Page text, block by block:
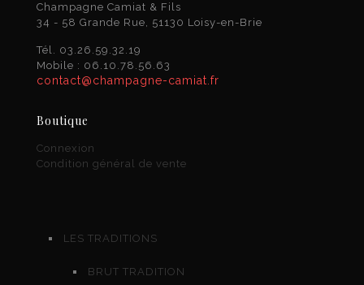
Champagne Camiat & Fils
34 - 58 Grande Rue, 51130 Loisy-en-Brie
Tél. 03.26.59.32.19
Mobile : 06.10.78.56.63
contact@champagne-camiat.fr
Boutique
Connexion
Condition général de vente
LES TRADITIONS
BRUT TRADITION